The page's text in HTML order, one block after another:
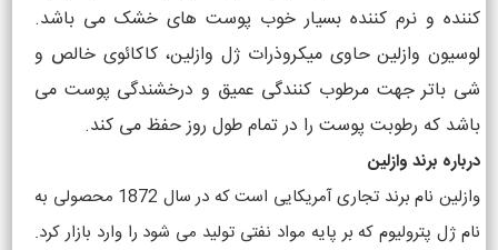
کننده و نرم کننده بسیار خوب پوست های خشک می باشد.
لوسیون وازلین حاوی میکروذرات ژل وازلین، کاکائوی خالص و
شی باتر جهت مرطوب کنندگی عمیق و درخشندگی پوست می
باشد که رطوبت پوست را در تمام طول روز حفظ می کند.
درباره برند وازلین
وازلین نام برند تجاری آمریکایی است که در سال 1872 محصولی به
نام ژل پترولیوم که بر پایه مواد نفتی تولید می شود را وارد بازار کرد.